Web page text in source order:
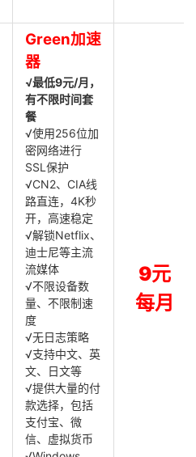
Green加速
器
√最低9元/月，
有不限时间套
餐
√使用256位加
密网络进行
SSL保护
√CN2、CIA线
路直连，4K秒
开，高速稳定
√解锁Netflix、
迪士尼等主流
流媒体
√不限设备数
量、不限制速
度
√无日志策略
√支持中文、英
文、日文等
√提供大量的付
款选择，包括
支付宝、微
信、虚拟货币
9元
每月